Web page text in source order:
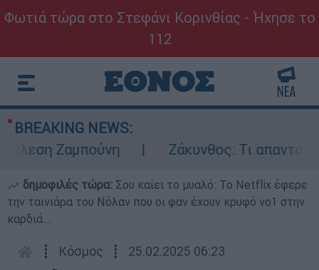
Φωτιά τώρα στο Στεφάνι Κορινθίας - Ήχησε το
112
BREAKING NEWS:
Ζαμπούνη
Ζάκυνθος: Τι απαντά η
δημοφιλές τώρα: Σου καίει το μυαλό: Το Netflix έφερε
την ταινιάρα του Νόλαν που οι φαν έχουν κρυφό νο1 στην
καρδιά...
┋ Κόσμος ┋ 25.02.2025 06:23